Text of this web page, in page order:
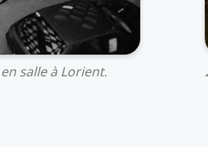
salle à Lorient.